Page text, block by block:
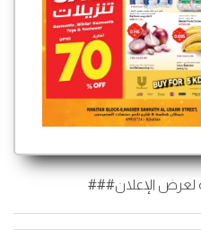
لعرض الإعلان###